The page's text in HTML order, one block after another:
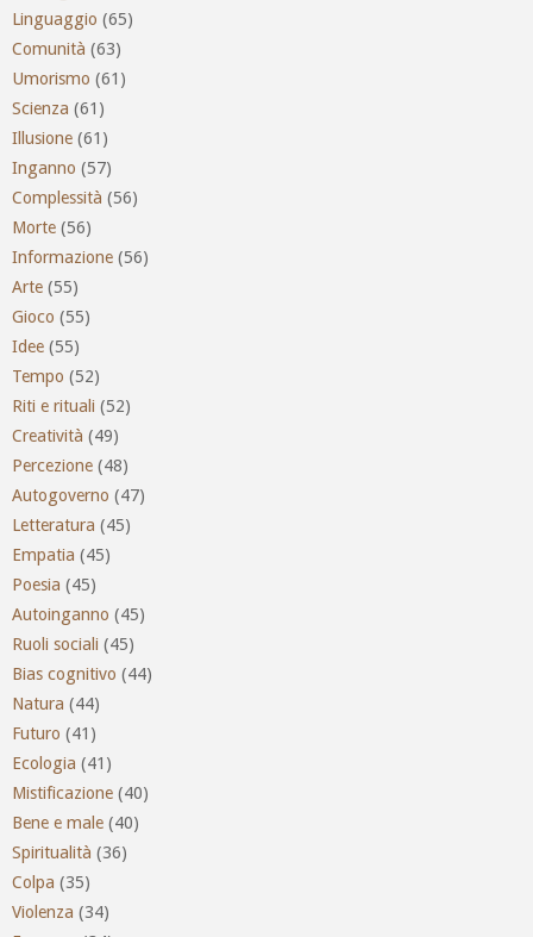
Linguaggio (65)
Comunità (63)
Umorismo (61)
Scienza (61)
Illusione (61)
Inganno (57)
Complessità (56)
Morte (56)
Informazione (56)
Arte (55)
Gioco (55)
Idee (55)
Tempo (52)
Riti e rituali (52)
Creatività (49)
Percezione (48)
Autogoverno (47)
Letteratura (45)
Empatia (45)
Poesia (45)
Autoinganno (45)
Ruoli sociali (45)
Bias cognitivo (44)
Natura (44)
Futuro (41)
Ecologia (41)
Mistificazione (40)
Bene e male (40)
Spiritualità (36)
Colpa (35)
Violenza (34)